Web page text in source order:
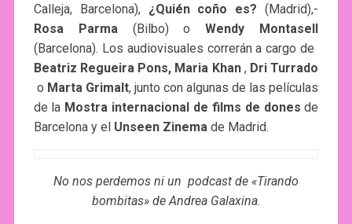
Calleja, Barcelona),­ ¿Quién coño es?​ (Madrid),­
Rosa Parma ​(Bilbo) o­Wendy Montasell​
(Barcelona). Los audiovisuales correrán a cargo de ​
Beatriz Regueira Pons, Maria Khan​, Dri Turrado
o Marta Grimalt​, junto con algunas de las películas
de la Mostra internacional de films de dones de
Barcelona y el Unseen Zinema de Madrid.
No nos perdemos ni un podcast de «Tirando
bombitas» de Andrea Galaxina.